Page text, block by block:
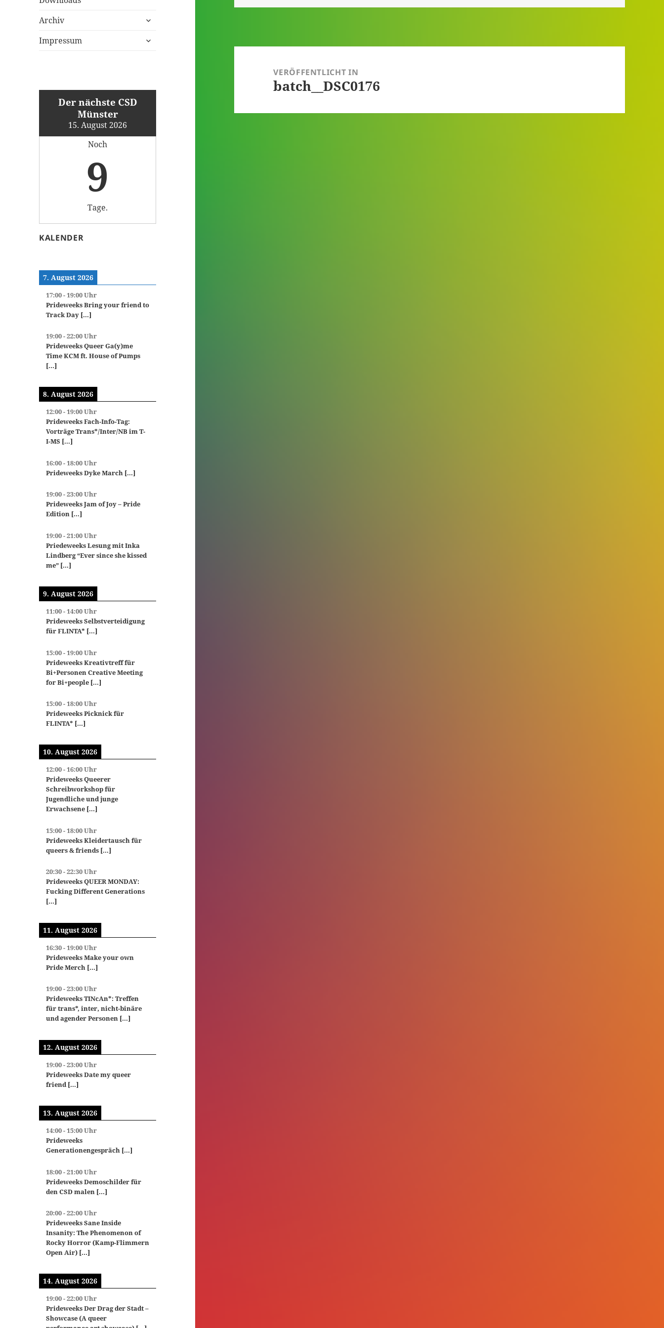
Archiv
untermenü
Impressum
untermenü
Der nächste CSD
Münster
15. August 2026
Noch
9
Tage.
KALENDER
7. August 2026
17:00-19:00Uhr
Prideweeks Bring your friend to
Track Day [...]
19:00-22:00Uhr
Prideweeks Queer Ga(y)me
Time KCM ft. House of Pumps
[...]
8. August 2026
12:00-19:00Uhr
Prideweeks Fach-Info-Tag:
Vorträge Trans*/Inter/NB im T-
I-MS [...]
16:00-18:00Uhr
Prideweeks Dyke March [...]
19:00-23:00Uhr
Prideweeks Jam of Joy – Pride
Edition [...]
19:00-21:00Uhr
Priedeweeks Lesung mit Inka
Lindberg “Ever since she kissed
me” [...]
9. August 2026
11:00-14:00Uhr
Prideweeks Selbstverteidigung
für FLINTA* [...]
15:00-19:00Uhr
Prideweeks Kreativtreff für
Bi+Personen Creative Meeting
for Bi+people [...]
15:00-18:00Uhr
Prideweeks Picknick für
FLINTA* [...]
10. August 2026
12:00-16:00Uhr
Prideweeks Queerer
Schreibworkshop für
Jugendliche und junge
Erwachsene [...]
15:00-18:00Uhr
Prideweeks Kleidertausch für
queers & friends [...]
20:30-22:30Uhr
Prideweeks QUEER MONDAY:
Fucking Different Generations
[...]
11. August 2026
16:30-19:00Uhr
Prideweeks Make your own
Pride Merch [...]
19:00-23:00Uhr
Prideweeks TINcAn*: Treffen
für trans*, inter, nicht-binäre
und agender Personen [...]
12. August 2026
19:00-23:00Uhr
Prideweeks Date my queer
friend[...]
13. August 2026
14:00-15:00Uhr
Prideweeks
Generationengespräch [...]
18:00-21:00Uhr
Prideweeks Demoschilder für
den CSD malen [...]
20:00-22:00Uhr
Prideweeks Sane Inside
Insanity: The Phenomenon of
Rocky Horror (Kamp-Flimmern
Open Air) [...]
14. August 2026
19:00-22:00Uhr
Prideweeks Der Drag der Stadt –
Showcase (A queer
VERÖFFENTLICHT IN
batch__DSC0176